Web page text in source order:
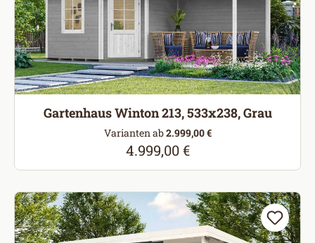
Gartenhaus Winton 213, 533x238, Grau
Varianten ab2.999,00 €
Regulärer Preis:
4.999,00 €